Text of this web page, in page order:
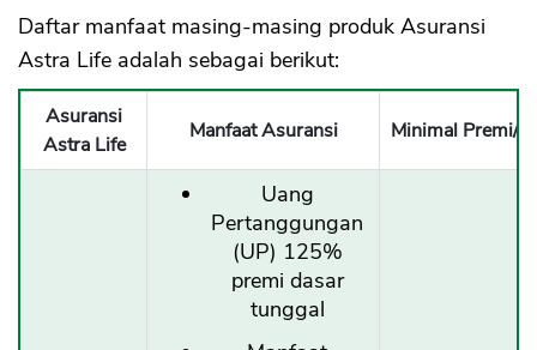
Daftar manfaat masing-masing produk Asuransi
Astra Life adalah sebagai berikut:
Asuransi
Astra Life
Manfaat Asuransi Minimal Premi/
Uang
Pertanggungan
(UP) 125%
premi dasar
tunggal